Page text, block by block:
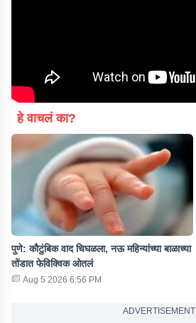
हे वाचलं का?
पुणे: कौटुंबिक वाद चिघळला, नऊ महिन्यांच्या बाळाच्या
तोंडात फेविक्विक ओतलं
Aug 5 2026 6:56 PM
ADVERTISEMENT